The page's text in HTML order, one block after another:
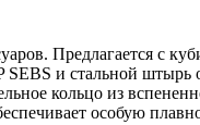
Предлагается с
и стальной штырь
кольцо из
особую